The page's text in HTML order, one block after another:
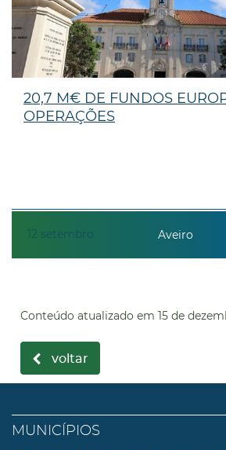
12 setembro
20,7 M€ DE FUNDOS
OPERAÇÕES
Aveiro
Conteúdo atualizado em 15 de
voltar
MUNICÍPIOS